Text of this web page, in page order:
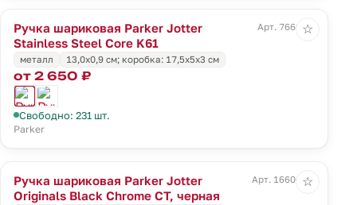
Ручка шариковая Parker Jotter
Stainless Steel Core K61
Арт. 7660.10
металл 13,0х0,9 см; коробка: 17,5х5х3 см
от 2 650 ₽
Свободно: 231 шт.
Parker
☆
Ручка шариковая Parker Jotter
Originals Black Chrome CT, черная
Арт. 16606.30
☆